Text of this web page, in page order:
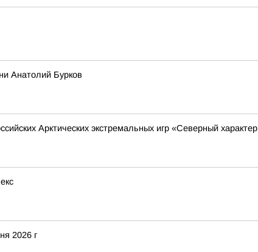
Анатолий Бурков
Арктических экстремальных игр «Северный характер
2026 г